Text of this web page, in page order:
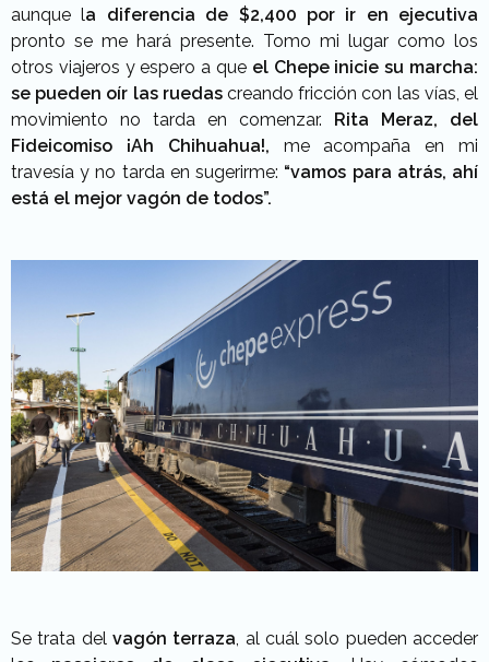
aunque la diferencia de $2,400 por ir en ejecutiva
pronto se me hará presente. Tomo mi lugar como los
otros viajeros y espero a que el Chepe inicie su marcha:
se pueden oír las ruedascreando fricción con las vías, el
movimiento no tarda en comenzar. Rita Meraz, del
Fideicomiso ¡Ah Chihuahua!, me acompaña en mi
travesía y no tarda en sugerirme: “vamos para atrás, ahí
está el mejor vagón de todos”.
Se trata delvagón terraza, al cuál solo pueden acceder